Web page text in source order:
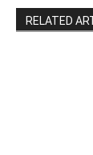
RELATED